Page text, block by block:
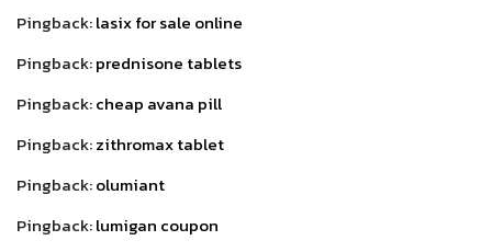
Pingback:lasix for sale online
Pingback:prednisone tablets
Pingback:cheap avana pill
Pingback:zithromax tablet
Pingback:olumiant
Pingback:lumigan coupon